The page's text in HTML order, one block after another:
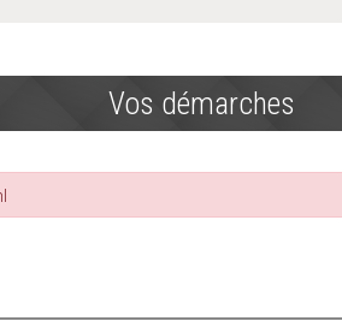
Vos démarches